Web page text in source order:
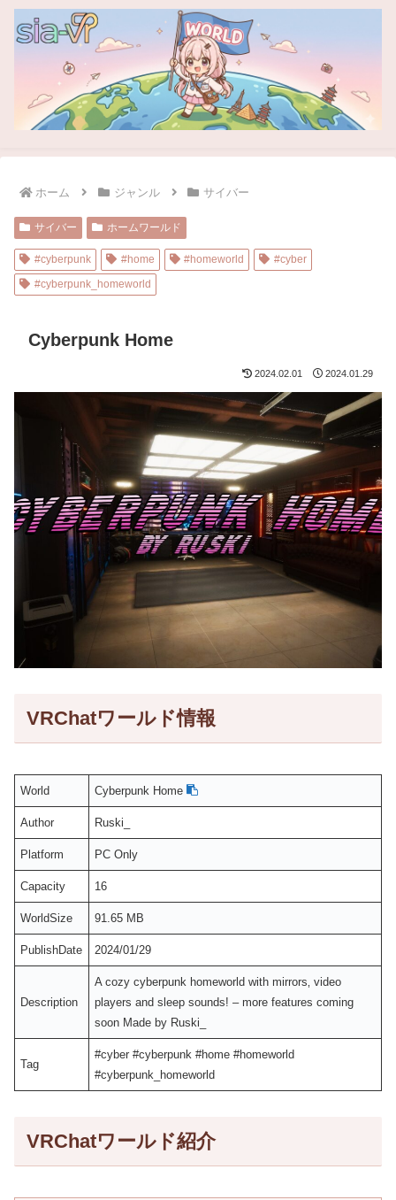
ホーム ジャンル サイバー
サイバー ホームワールド
#cyberpunk #home #homeworld
#cyber
#cyberpunk_homeworld
Cyberpunk Home
2024.02.01 2024.01.29
VRChatワールド情報
World Cyberpunk Home
Author Ruski_
Platform PC Only
Capacity 16
WorldSize 91.65 MB
PublishDate 2024/01/29
Description
A cozy cyberpunk homeworld with mirrors‚ video
players and sleep soundsǃ – more features coming
soon Made by Ruski_
Tag
#cyber #cyberpunk #home #homeworld
#cyberpunk_homeworld
VRChatワールド紹介